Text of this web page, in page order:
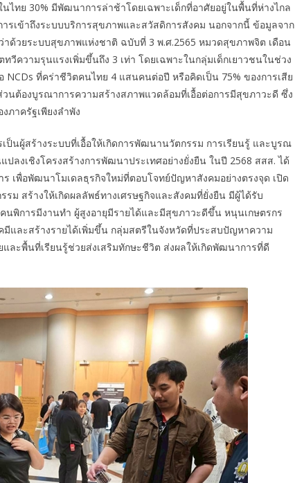
ไทย 30% มีพัฒนาการล่าช้าโดยเฉพาะเด็กที่อาศัยอยู่ในพื้นที่ห่างไกล
ารเข้าถึงระบบบริการสุขภาพและสวัสดิการสังคม นอกจากนี้ ข้อมูลจาก
ด้วยระบบสุขภาพแห่งชาติ ฉบับที่ 3 พ.ศ.2565 หมวดสุขภาพจิต เดือน
วามรุนแรงเพิ่มขึ้นถึง 3 เท่า โดยเฉพาะในกลุ่มเด็กเยาวชนในช่วง
ที่คร่าชีวิตคนไทย 4 แสนคนต่อปี หรือคิดเป็น 75% ของการเสีย
นต้องบูรณาการความสร้างสภาพแวดล้อมที่เอื้อต่อการมีสุขภาวะดี ซึ่ง
ภาครัฐเพียงลำพัง
ป็นผู้สร้างระบบที่เอื้อให้เกิดการพัฒนานวัตกรรม การเรียนรู้ และบูรณ
ลงเชิงโครงสร้างการพัฒนาประเทศอย่างยั่งยืน ในปี 2568 สสส. ได้
ร เพื่อพัฒนาโมเดลธุรกิจใหม่ที่ตอบโจทย์ปัญหาสังคมอย่างตรงจุด เปิด
สร้างให้เกิดผลลัพธ์ทางเศรษฐกิจและสังคมที่ยั่งยืน มีผู้ได้รับ
พิการมีงานทำ ผู้สูงอายุมีรายได้และมีสุขภาวะดีขึ้น หนุนเกษตรกร
มีและสร้างรายได้เพิ่มขึ้น กลุ่มสตรีในจังหวัดที่ประสบปัญหาความ
ละพื้นที่เรียนรู้ช่วยส่งเสริมทักษะชีวิต ส่งผลให้เกิดพัฒนาการที่ดี